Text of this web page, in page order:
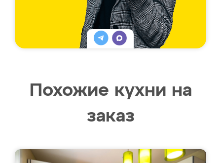
Похожие кухни на
заказ